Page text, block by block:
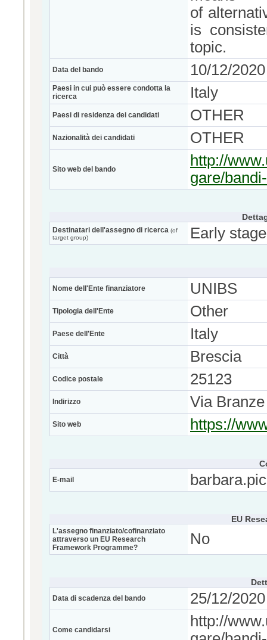
of
is
topic.
Data del bando 10/12/2020
Paesi in cui può essere condotta la
ricerca
Italy
Paesi di residenza dei candidati OTHER
Nazionalità dei candidati OTHER
Sito web del bando
http://
gare/
Destinatari dell'assegno di ricerca (of
target group)
Early
Nome dell'Ente finanziatore UNIBS
Tipologia dell'Ente Other
Paese dell'Ente Italy
Città Brescia
Codice postale 25123
Indirizzo Via
Sito web https://
E-mail
EU
L'assegno finanziato/cofinanziato
attraverso un EU Research
Framework Programme?
No
Data di scadenza del bando 25/12/
Come candidarsi
http://